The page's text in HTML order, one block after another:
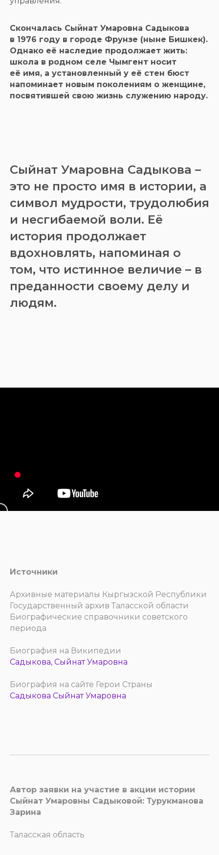
Скончалась Сыйнат Умаровна Садыкова
в 1976 году в городе Фрунзе (ныне Бишкек).
Однако её наследие продолжает жить:
школа в родном селе Чымгент носит
её имя, а установленный у её стен бюст
напоминает новым поколениям о женщине,
посвятившей свою жизнь служению народу.
Сыйнат Умаровна Садыкова –
это не просто имя в истории, а
символ мудрости, трудолюбия
и несгибаемой воли. Её
история продолжает
вдохновлять, напоминая о
том, что истинное величие – в
преданности своему делу и
людям.
Источники
Архивные материалы Кыргызской Республики
Государственный архив Таласской области
Биографические справочники советского
периода
Биография на Википедии
Садыкова, Сыйнат Умаровна
Биография на сайте Герои Страны
Садыкова Сыйнат Умаровна
Автор заявки на участие в акции истории
Сыйнат Умаровны Садыковой: Турукманова
Зарина
Таласская область